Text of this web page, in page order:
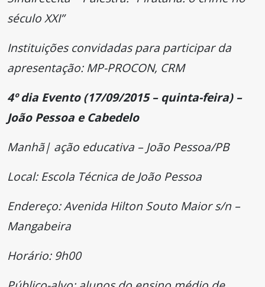
século XXI”
Instituições convidadas para participar da
apresentação: MP-PROCON, CRM
4º dia Evento (17/09/2015 – quinta-feira) –
João Pessoa e Cabedelo
Manhã| ação educativa – João Pessoa/PB
Local: Escola Técnica de João Pessoa
Endereço: Avenida Hilton Souto Maior s/n –
Mangabeira
Horário: 9h00